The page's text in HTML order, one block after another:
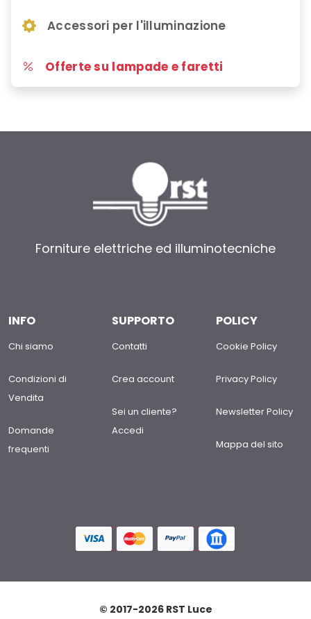
Accessori per l'illuminazione
Offerte su lampade e faretti
Forniture elettriche ed illuminotecniche
INFO
Chi siamo
Condizioni di
Vendita
Domande
frequenti
SUPPORTO
Contatti
Crea account
Sei un cliente?
Accedi
POLICY
Cookie Policy
Privacy Policy
Newsletter Policy
Mappa del sito
© 2017-2026 RST Luce